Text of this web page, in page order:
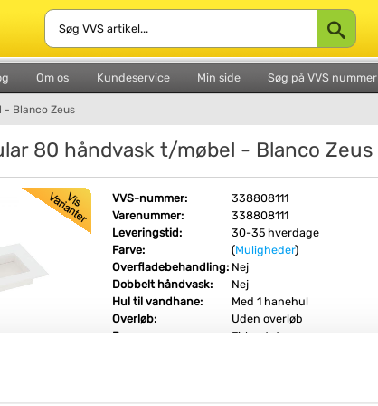
Om os Kundeservice Min side Søg på VVS nummer
- Blanco Zeus
80 håndvask t/møbel - Blanco Zeus
VVS-nummer:
338808111
Varenummer:
338808111
Leveringstid:
30-35 hverdage
Farve:
(Muligheder)
Overfladebehandling: Nej
Dobbelt håndvask:
Nej
Hul til vandhane:
Med 1 hanehul
Overløb:
Uden overløb
Form:
Firkantet